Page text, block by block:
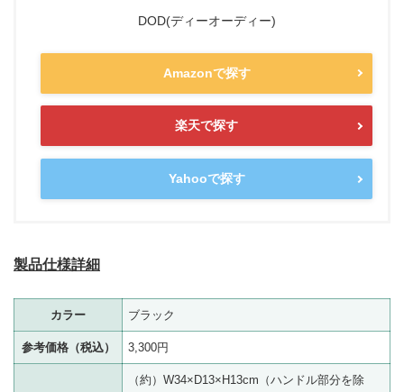
DOD(ディーオーディー)
Amazonで探す
楽天で探す
Yahooで探す
製品仕様詳細
カラー ブラック
参考価格（税込） 3,300円
（約）W34×D13×H13cm（ハンドル部分を除